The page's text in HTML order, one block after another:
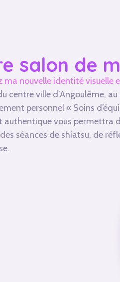
salon de
ma nouvelle identité
centre ville d’Angoulême,
personnel « Soins
authentique vous permettra
séances de shiatsu, de
.